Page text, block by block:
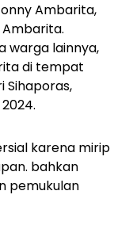
Ambarita,
warga lainnya,
di tempat
Sihaporas,
karena mirip
bahkan
pemukulan